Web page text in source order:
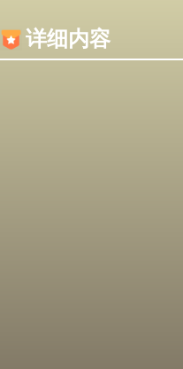
详细内容